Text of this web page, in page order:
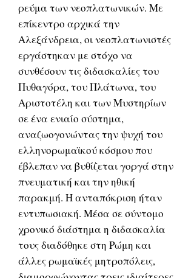
ρεύμα των νεοπλατωνικών. Με
επίκεντρο αρχικά την
Αλεξάνδρεια, οι νεοπλατωνιστές
εργάστηκαν με στόχο να
συνθέσουν τις διδασκαλίες του
Πυθαγόρα, του Πλάτωνα, του
Αριστοτέλη και των Μυστηρίων
σε ένα ενιαίο σύστημα,
αναζωογονώντας την ψυχή του
ελληνορωμαϊκού κόσμου που
έβλεπαν να βυθίζεται γοργά στην
πνευματική και την ηθική
παρακμή. Η ανταπόκριση ήταν
εντυπωσιακή. Μέσα σε σύντομο
χρονικό διάστημα η διδασκαλία
τους διαδόθηκε στη Ρώμη και
άλλες ρωμαϊκές μητροπόλεις,